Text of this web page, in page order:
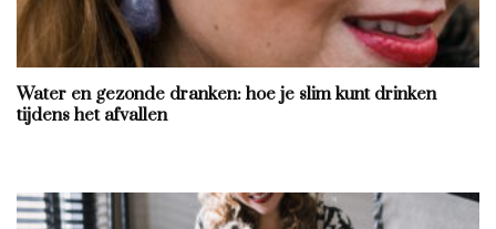
Water en gezonde dranken: hoe je slim kunt drinken
tijdens het afvallen